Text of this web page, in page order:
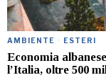
AMBIENTE · ESTERI
Economia
l’Italia, oltre 500